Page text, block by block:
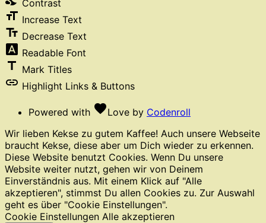
Contrast
format_size Increase Text
text_fields Decrease Text
font_download Readable Font
title Mark Titles
link Highlight Links & Buttons
Powered with favoriteLove by Codenroll
Wir lieben Kekse zu gutem Kaffee! Auch unsere Webseite
braucht Kekse, diese aber um Dich wieder zu erkennen.
Diese Website benutzt Cookies. Wenn Du unsere
Website weiter nutzt, gehen wir von Deinem
Einverständnis aus. Mit einem Klick auf "Alle
akzeptieren", stimmst Du allen Cookies zu. Zur Auswahl
geht es über "Cookie Einstellungen".
Cookie Einstellungen Alle akzeptieren